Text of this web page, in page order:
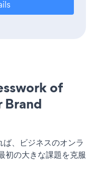
of
Brand
、ビジネスのオンラ
初の大きな課題を克服